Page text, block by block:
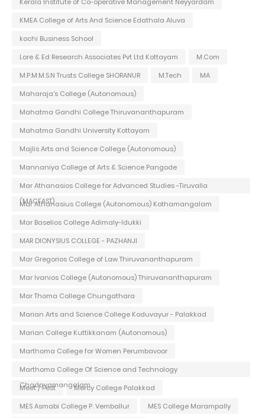
KMEA College of Arts And Science Edathala Aluva
kochi Business School
Lore & Ed Research Associates Pvt Ltd Kottayam
M.Com
M.P.M.M.S.N Trusts College SHORANUR
M.Tech
MA
Maharaja's College (Autonomous)
Mahatma Gandhi College Thiruvananthapuram
Mahatma Gandhi University Kottayam
Majlis Arts and Science College (Autonomous)
Mannaniya College of Arts & Science Pangode
Mar Athanasios College for Advanced Studies -Tiruvalla
(MACFAST)
Mar Athanasius College (Autonomous) Kothamangalam
Mar Baselios College Adimaly-Idukki
MAR DIONYSIUS COLLEGE - PAZHANJI
Mar Gregorios College of Law Thiruvananthapuram
Mar Ivanios College (Autonomous) Thiruvananthapuram
Mar Thoma College Chungathara
Marian Arts and Science College Koduvayur - Palakkad
Marian College Kuttikkanam (Autonomous)
Marthoma College for Women Perumbavoor
Marthoma College Of Science and Technology
Chadayamangalam
Meet / Fest
Mercy College Palakkad
MES Asmabi College P. Vemballur
MES College Marampally